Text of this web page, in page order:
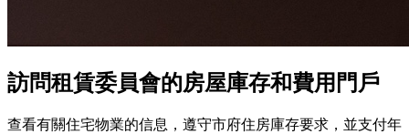
訪問租賃委員會的房屋庫存和費用門戶
查看有關住宅物業的信息，遵守市府住房庫存要求，並支付年